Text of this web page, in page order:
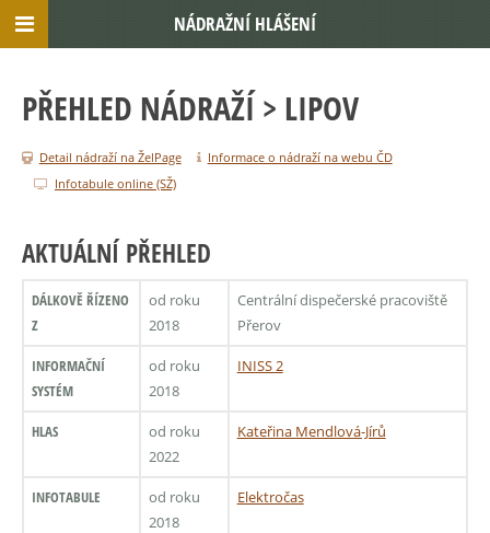
PŘEHLED NÁDRAŽÍ > LIPOV
Detail nádraží na ŽelPage
Informace o nádraží na webu ČD
Infotabule online (SŽ)
AKTUÁLNÍ PŘEHLED
DÁLKOVĚ ŘÍZENO
Z
od roku
2018
Centrální dispečerské pracoviště
Přerov
INFORMAČNÍ
SYSTÉM
od roku
2018
INISS 2
HLAS
od roku
2022
Kateřina Mendlová-Jírů
INFOTABULE
od roku
2018
Elektročas
NÁDRAŽNÍ HLÁŠENÍ